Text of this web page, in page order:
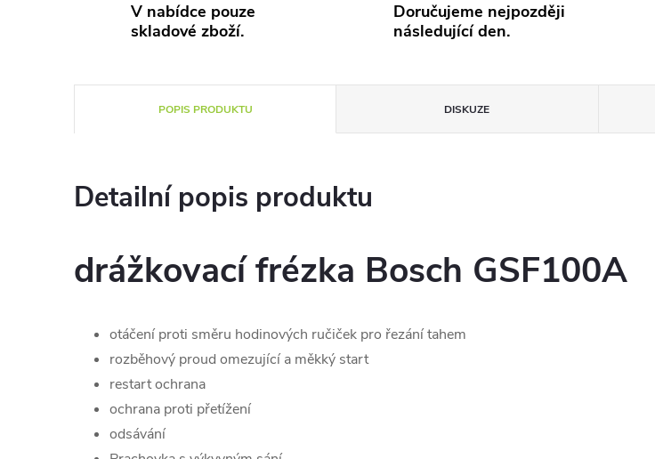
V nabídce pouze
skladové zboží.
Doručujeme nejpozději
následující den.
POPIS PRODUKTU DISKUZE
Detailní popis produktu
drážkovací frézka Bosch GSF100A
otáčení proti směru hodinových ručiček pro řezání tahem
rozběhový proud omezující a měkký start
restart ochrana
ochrana proti přetížení
odsávání